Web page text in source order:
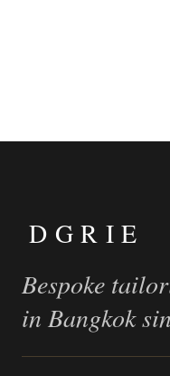
DGRIE
Bespoke
in Bangkok